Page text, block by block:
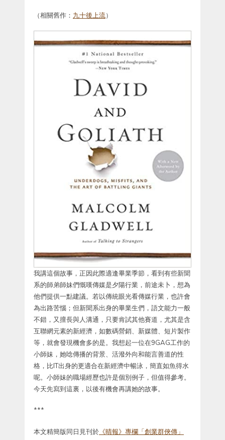
（相關舊作： 九十後上流）
我講這個故事，正因此際適逢畢業季節，看到有些新聞
系的師弟師妹們慨嘆傳媒是夕陽行業，前途未卜，想為
他們提供一點建議。若以傳統眼光看傳媒行業，也許會
為出路苦惱；但新聞系出身的畢業生們，語文能力一般
不錯，又擅長與人溝通，只要肯試其他賽道，尤其是含
互聯網元素的新經濟，如數碼營銷、新媒體、短片製作
等，就會發現機會多的是。我想起一位在9GAG工作的
小師妹，她唸傳播的背景、活潑外向和能言善道的性
格，比IT出身的更適合在新經濟中暢泳，簡直如魚得水
呢。小師妹的職場經歷也許是個別例子，但值得參考。
今天先寫到這裏，以後有機會再講她的故事。
***
本文精簡版同日見刊於 《晴報》專欄「創業群俠傳」